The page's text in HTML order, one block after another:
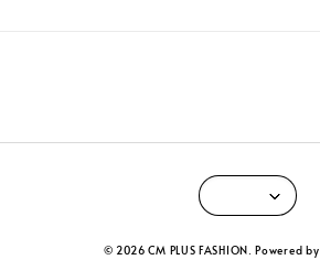
© 2026 CM PLUS FASHION. Powered by